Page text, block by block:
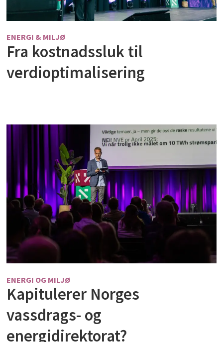
ENERGI & MILJØ
Fra kostnadssluk til
verdioptimalisering
ENERGI OG MILJØ
Kapitulerer Norges
vassdrags- og
energidirektorat?